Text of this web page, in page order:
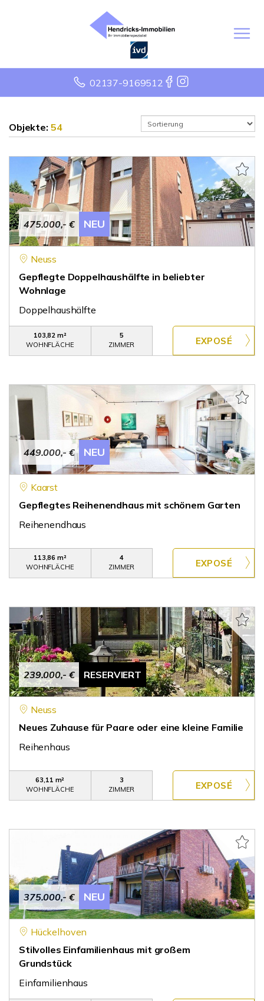
02137-9169512
Objekte: 54
475.000,- € NEU
Neuss
Gepflegte Doppelhaushälfte in beliebter
Wohnlage
Doppelhaushälfte
103,82 m²
WOHNFLÄCHE
5
ZIMMER
449.000,- € NEU
Kaarst
Gepflegtes Reihenendhaus mit schönem Garten
Reihenendhaus
113,86 m²
WOHNFLÄCHE
4
ZIMMER
239.000,- € RESERVIERT
Neuss
Neues Zuhause für Paare oder eine kleine Familie
Reihenhaus
63,11 m²
WOHNFLÄCHE
3
ZIMMER
375.000,- € NEU
Hückelhoven
Stilvolles Einfamilienhaus mit großem
Grundstück
Einfamilienhaus